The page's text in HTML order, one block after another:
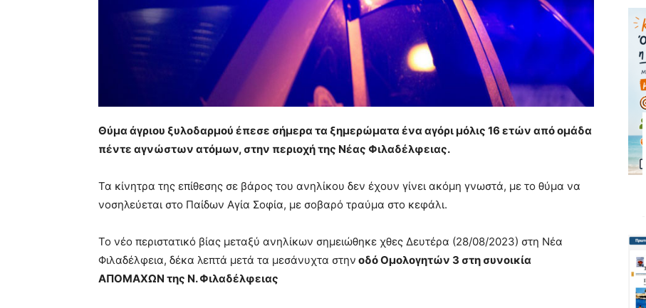
Θύμα άγριου ξυλοδαρμού έπεσε σήμερα τα ξημερώματα ένα αγόρι μόλις 16 ετών από ομάδα
πέντε αγνώστων ατόμων, στην περιοχή της Νέας Φιλαδέλφειας.
Τα κίνητρα της επίθεσης σε βάρος του ανηλίκου δεν έχουν γίνει ακόμη γνωστά, με το θύμα να
νοσηλεύεται στο Παίδων Αγία Σοφία, με σοβαρό τραύμα στο κεφάλι.
Το νέο περιστατικό βίας μεταξύ ανηλίκων σημειώθηκε χθες Δευτέρα (28/08/2023) στη Νέα
Φιλαδέλφεια, δέκα λεπτά μετά τα μεσάνυχτα στην οδό Ομολογητών 3 στη συνοικία
ΑΠΟΜΑΧΩΝ της Ν. Φιλαδέλφειας